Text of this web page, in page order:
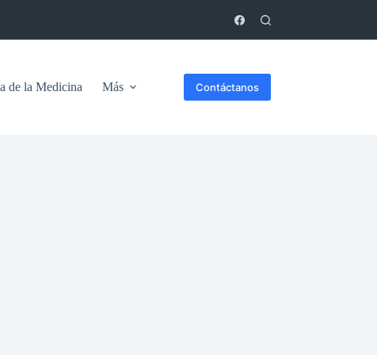
de la Medicina Más Contáctanos